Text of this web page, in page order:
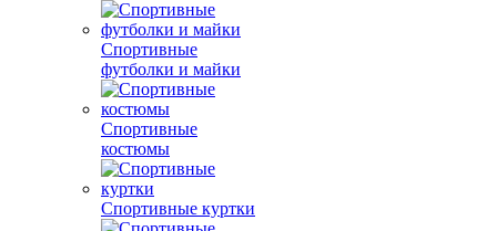
Спортивные
футболки и майки
Спортивные
костюмы
Спортивные куртки